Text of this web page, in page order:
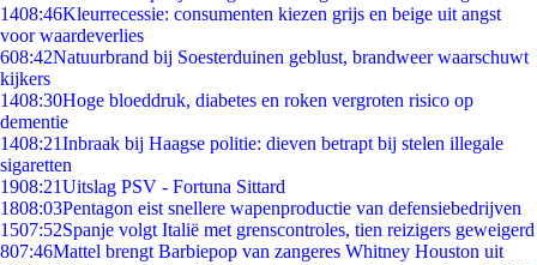
1408:46Kleurrecessie: consumenten kiezen grijs en beige uit angst
voor waardeverlies
608:42Natuurbrand bij Soesterduinen geblust, brandweer waarschuwt
kijkers
1408:30Hoge bloeddruk, diabetes en roken vergroten risico op
dementie
1408:21Inbraak bij Haagse politie: dieven betrapt bij stelen illegale
sigaretten
1908:21Uitslag PSV - Fortuna Sittard
1808:03Pentagon eist snellere wapenproductie van defensiebedrijven
1507:52Spanje volgt Italië met grenscontroles, tien reizigers geweigerd
807:46Mattel brengt Barbiepop van zangeres Whitney Houston uit